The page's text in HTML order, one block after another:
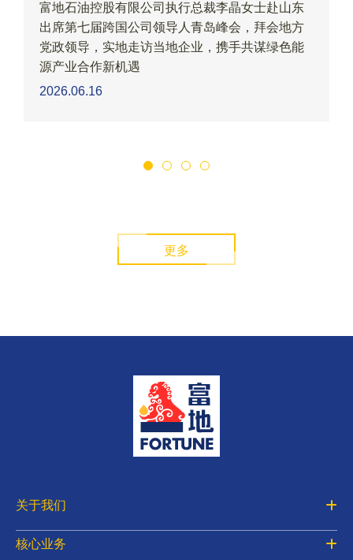
2026.06.16
富地石油控股有限公司执行总裁李晶女士赴山东
出席第七届跨国公司领导人青岛峰会，拜会地方
党政领导，实地走访当地企业，携手共谋绿色能
源产业合作新机遇
更多
关于我们
核心业务